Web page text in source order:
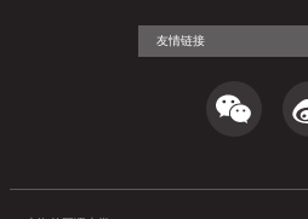
友情链接